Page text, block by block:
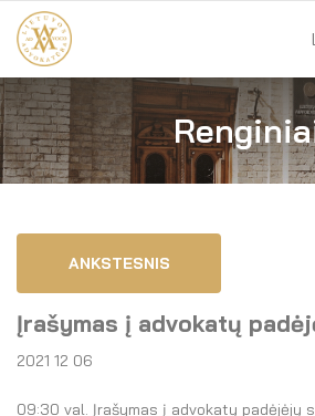
Visuotinis advokatų
Advokatų tarybos
Advokatų taryba
Komitetai
Garbės teismas
Savitarna
Savivaldos teisės aktai
Dokumentų atmintinė
ANKSTESNIS
Įrašymas į advokatų
2021 12 06
09:30 val. Įrašymas į advokatų padėjėjų